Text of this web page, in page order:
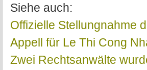
Siehe auch:
Offizielle Stellungnahme
Appell für Le Thi Cong
Zwei Rechtsanwälte